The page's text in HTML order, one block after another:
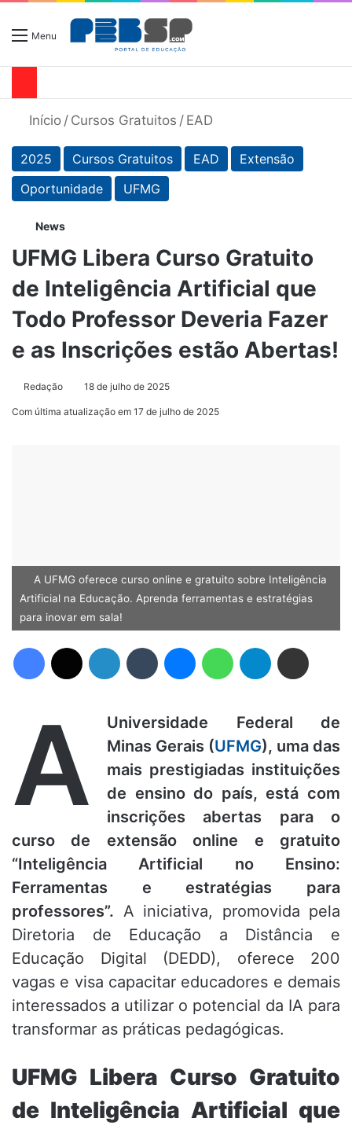
Menu
Início / Cursos Gratuitos / EAD
2025 Cursos Gratuitos EAD
Extensão
Oportunidade
UFMG
News
UFMG Libera Curso Gratuito
de Inteligência Artificial que
Todo Professor Deveria Fazer
e as Inscrições estão Abertas!
Redação 18 de julho de 2025
Com última atualização em 17 de julho de 2025
A UFMG oferece curso online e gratuito sobre Inteligência
Artificial na Educação. Aprenda ferramentas e estratégias
para inovar em sala!
A
Universidade Federal de
Minas Gerais (UFMG), uma das
mais prestigiadas instituições
de ensino do país, está com
inscrições abertas para o
curso de extensão online e gratuito
“Inteligência Artificial no Ensino:
Ferramentas e estratégias para
professores”. A iniciativa, promovida pela
Diretoria de Educação a Distância e
Educação Digital (DEDD), oferece 200
vagas e visa capacitar educadores e demais
interessados a utilizar o potencial da IA para
transformar as práticas pedagógicas.
UFMG Libera Curso Gratuito
de Inteligência Artificial que